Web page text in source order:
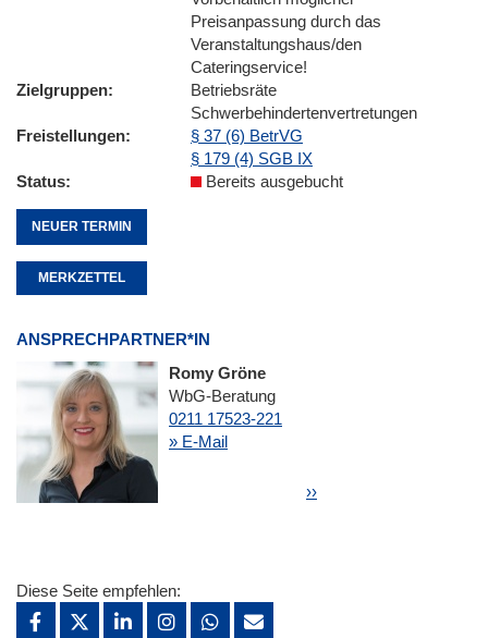
Preisanpassung durch das
Veranstaltungshaus/den
Cateringservice!
Zielgruppen
Betriebsräte
Schwerbehindertenvertretungen
Freistellungen
§ 37 (6) BetrVG
§ 179 (4) SGB IX
Status
Bereits ausgebucht
NEUER TERMIN
MERKZETTEL
ANSPRECHPARTNER*IN
Romy Gröne
WbG-Beratung
0211 17523-221
» E-Mail
SeitennummerierungNächste Seite
››
Diese Seite empfehlen: